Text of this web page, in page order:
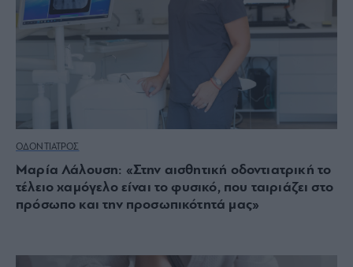
ΟΔΟΝΤΙΑΤΡΟΣ
Μαρία Λάλουση: «Στην αισθητική οδοντιατρική το
τέλειο χαμόγελο είναι το φυσικό, που ταιριάζει στο
πρόσωπο και την προσωπικότητά μας»